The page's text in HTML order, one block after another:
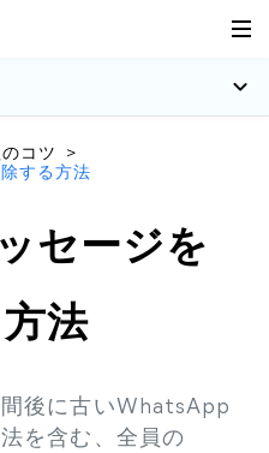
コツ
>
する方法
セージを
法
後に古いWhatsApp
を含む、全員の